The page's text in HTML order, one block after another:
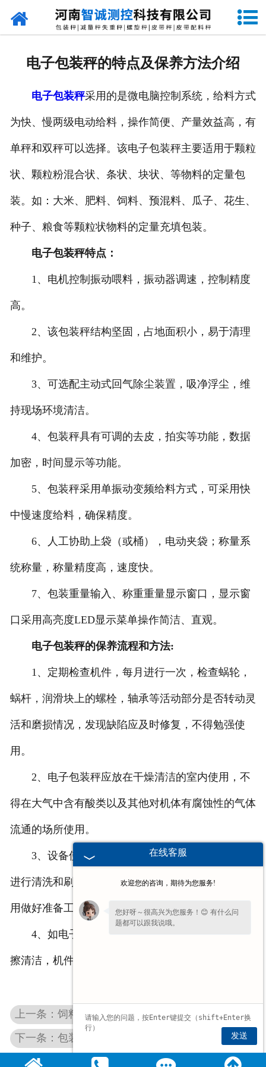
网站首页
设备原理
企业视频
联系我们
电子包装秤的特点及保养方法介绍
电子包装秤采用的是微电脑控制系统，给料方式
为快、慢两级电动给料，操作简便、产量效益高，有
单秤和双秤可以选择。该电子包装秤主要适用于颗粒
状、颗粒粉混合状、条状、块状、等物料的定量包
装。如：大米、肥料、饲料、预混料、瓜子、花生、
种子、粮食等颗粒状物料的定量充填包装。
电子包装秤特点：
1、电机控制振动喂料，振动器调速，控制精度
高。
2、该包装秤结构坚固，占地面积小，易于清理
和维护。
3、可选配主动式回气除尘装置，吸净浮尘，维
持现场环境清洁。
4、包装秤具有可调的去皮，拍实等功能，数据
加密，时间显示等功能。
5、包装秤采用单振动变频给料方式，可采用快
中慢速度给料，确保精度。
6、人工协助上袋（或桶），电动夹袋；称量系
统称量，称量精度高，速度快。
7、包装重量输入、称重重量显示窗口，显示窗
口采用高亮度LED显示菜单操作简洁、直观。
电子包装秤的保养流程和方法:
1、定期检查机件，每月进行一次，检查蜗轮，
蜗杆，润滑块上的螺栓，轴承等活动部分是否转动灵
活和磨损情况，发现缺陷应及时修复，不得勉强使
用。
2、电子包装秤应放在干燥清洁的室内使用，不
得在大气中含有酸类以及其他对机体有腐蚀性的气体
流通的场所使用。
3、设备使用完毕后或停止时，应取出旋转滚筒
进行清洗和刷清斗内剩余粉子，然后装妥，为下次使
用做好准备工作。
4、如电子包装秤停用时间较长，必须将机身揩
擦清洁，机件的光面涂上防锈油，用布蓬罩好。
上一条：饲料吨包装秤的结构和优点表现
下一条：包装秤结构及使用，快来了解下
在线客服
欢迎您的咨询，期待为您服务!
您好呀～很高兴为您服务！😊 有什么问
题都可以跟我说哦。
发送